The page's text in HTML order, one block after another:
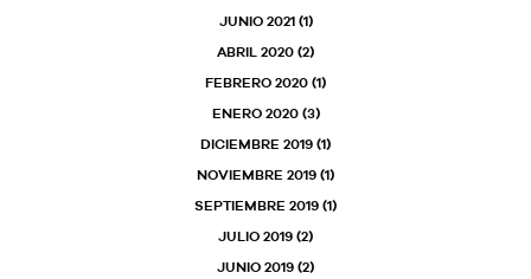
JUNIO 2021(1)
ABRIL 2020 (2)
FEBRERO 2020 (1)
ENERO 2020(3)
DICIEMBRE 2019 (1)
NOVIEMBRE 2019 (1)
SEPTIEMBRE 2019 (1)
JULIO 2019 (2)
JUNIO 2019 (2)